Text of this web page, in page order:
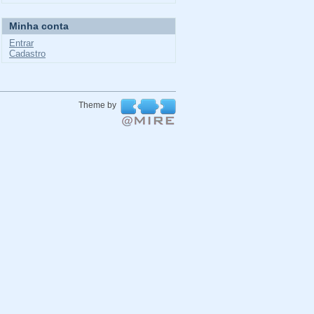
Minha conta
Entrar
Cadastro
Theme by